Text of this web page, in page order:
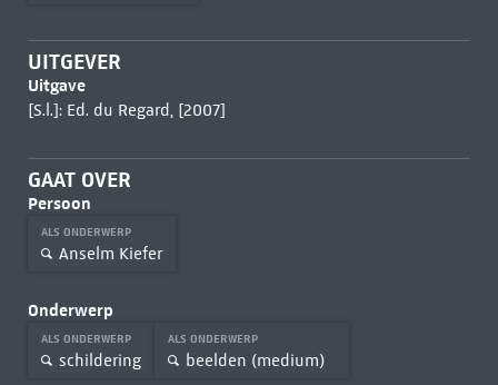
UITGEVER
Uitgave
[S.l.]: Ed. du Regard, [2007]
GAAT OVER
Persoon
ALS ONDERWERP
Anselm Kiefer
Onderwerp
ALS ONDERWERP
schildering
ALS ONDERWERP
beelden (medium)